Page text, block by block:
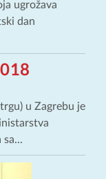
ugrožava
dan
u Zagrebu je